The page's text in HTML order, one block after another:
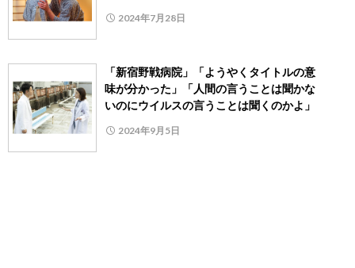
2024年7月28日
「新宿野戦病院」「ようやくタイトルの意
味が分かった」「人間の言うことは聞かな
いのにウイルスの言うことは聞くのかよ」
2024年9月5日